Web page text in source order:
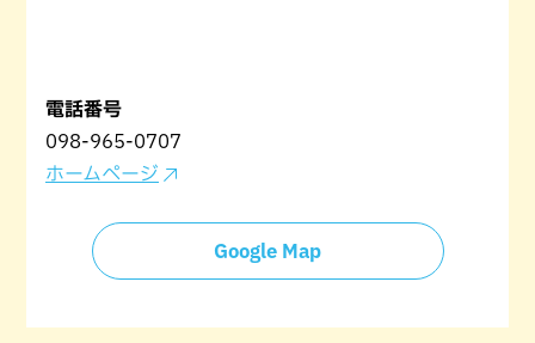
電話番号
098-965-0707
ホームページ
Google Map